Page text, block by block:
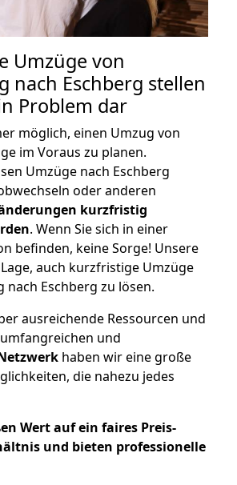
Umzüge von
nach Eschberg stellen
Problem dar
möglich, einen Umzug von
im Voraus zu planen.
Umzüge nach Eschberg
oder anderen
kurzfristig
. Wenn Sie sich in einer
befinden, keine Sorge! Unsere
auch kurzfristige Umzüge
Eschberg zu lösen.
ausreichende Ressourcen und
und
haben wir eine große
die nahezu jedes
Wert auf ein faires Preis-
und bieten professionelle